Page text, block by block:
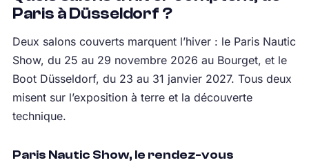
Paris à Düsseldorf ?
Deux salons couverts marquent l’hiver : le Paris Nautic
Show, du 25 au 29 novembre 2026 au Bourget, et le
Boot Düsseldorf, du 23 au 31 janvier 2027. Tous deux
misent sur l’exposition à terre et la découverte
technique.
Paris Nautic Show, le rendez-vous